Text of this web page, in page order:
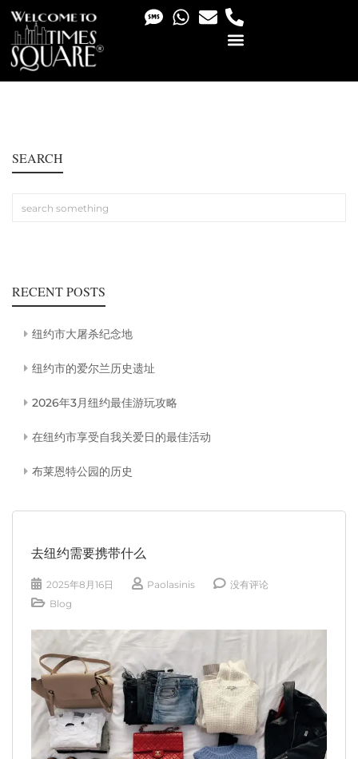
SEARCH
RECENT POSTS
纽约市大屠杀纪念地
纽约市的爱尔兰历史遗址
2026年3月纽约最佳游玩攻略
在纽约市享受自我关爱日的最佳活动
布莱恩特公园的历史
去纽约需要携带什么
2025年8月16日 Paolasinis
没有评论
Blog